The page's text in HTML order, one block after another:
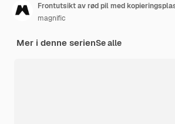
Frontutsikt av rød pil med
magnific
Mer i denne serienSe alle